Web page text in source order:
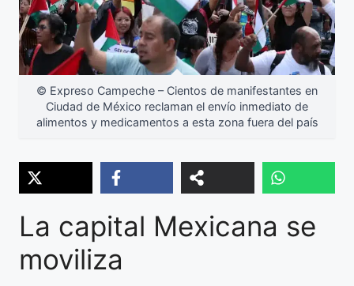
© Expreso Campeche – Cientos de manifestantes en
Ciudad de México reclaman el envío inmediato de
alimentos y medicamentos a esta zona fuera del país
La capital Mexicana se
moviliza